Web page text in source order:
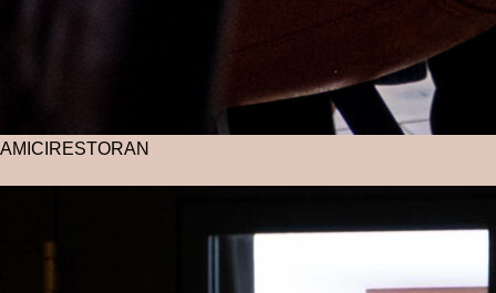
AMICI RESTORAN